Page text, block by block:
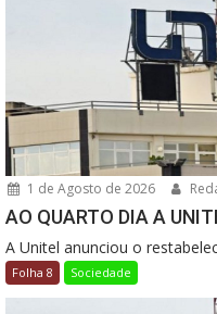
1 de Agosto de 2026
AO QUARTO DIA A
A Unitel anunciou o
Folha 8 Sociedade